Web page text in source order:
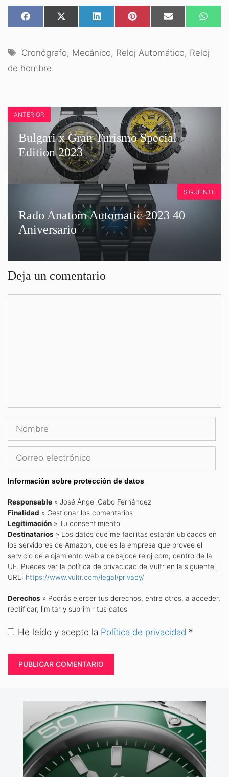
COMPARTIR
EN
COMPARTIR
EN
COMPARTIR
EN
COMPARTIR
EN
COMPARTIR
EN
EN
Etiquetas
Cronógrafo, Mecánico, Reloj Automático, Reloj
de hombre
ANTERIOR
Bulgari x Gran Turismo Special
Edition 2023
Rado Anatom Automatic 2023 40
Aniversario
SIGUIENTE
Deja un comentario
Nombre
Correo
Información sobre protección de datos
Responsable » José Ángel Cabo Fernández
Finalidad » Gestionar los comentarios
Legitimación » Tu consentimiento
Destinatarios » Los datos que me facilitas estarán ubicados en
los servidores de Amazon, que es la empresa que provee el
servicio de alojamiento web a debajodelreloj.com, dentro de la
UE. Puedes ver la política de privacidad de Vultr en la siguiente
URL: https://www.vultr.com/legal/privacy/
Derechos » Podrás ejercer tus derechos, entre otros, a acceder,
rectificar, limitar y suprimir tus datos
He leído y acepto la Política de privacidad *